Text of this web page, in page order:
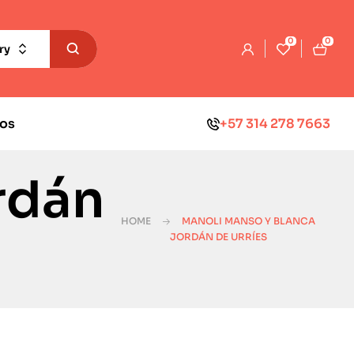
0 0
+57 314 278 7663
HOME
MANOLI MANSO Y BLANCA
JORDÁN DE URRÍES